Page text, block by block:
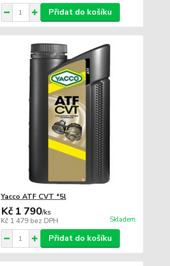
Přidat do košíku
Yacco ATF CVT *5l
Kč 1 790/ks
Kč 1 479 bez DPH Skladem
Přidat do košíku